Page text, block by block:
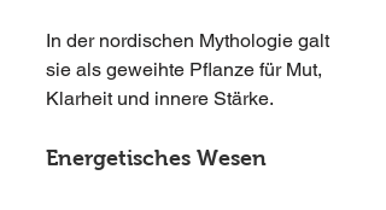
In der nordischen Mythologie galt
sie als geweihte Pflanze für Mut,
Klarheit und innere Stärke.
Energetisches Wesen